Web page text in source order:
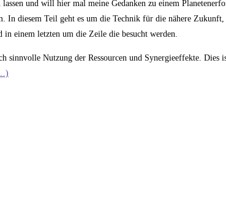
und will hier mal meine Gedanken zu einem
In diesem Teil geht es um die Technik für die nähere
einem letzten um die Zeile die besucht werden.
sinnvolle Nutzung der Ressourcen und Synergieeffekte. Dies